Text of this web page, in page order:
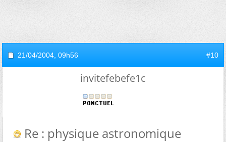
21/04/2004, 09h56 #10
invitefebefe1c
Re : physique astronomique